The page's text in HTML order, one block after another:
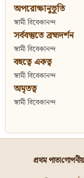
অপরোক্ষানুভূতি
স্বামী বিবেকানন্দ
সর্ববস্তুতে ব্রহ্মদর্শন
স্বামী বিবেকানন্দ
বহুত্বে একত্ব
স্বামী বিবেকানন্দ
অমৃতত্ব
স্বামী বিবেকানন্দ
প্রথম পাতা